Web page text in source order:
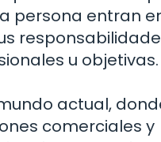
persona entran
u objetivas.
actual,
comerciales y